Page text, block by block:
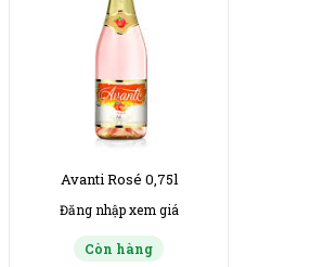
Avanti Rosé 0,75l
Đăng nhập xem giá
Còn hàng